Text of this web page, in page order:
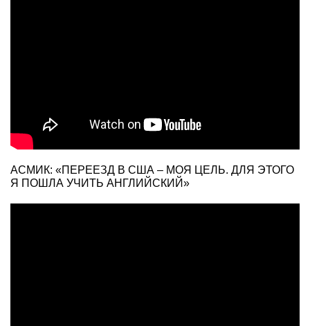
АСМИК: «ПЕРЕЕЗД В США – МОЯ ЦЕЛЬ. ДЛЯ ЭТОГО
Я ПОШЛА УЧИТЬ АНГЛИЙСКИЙ»